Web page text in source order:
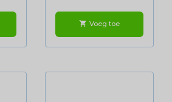
shopping_cart Voeg toe